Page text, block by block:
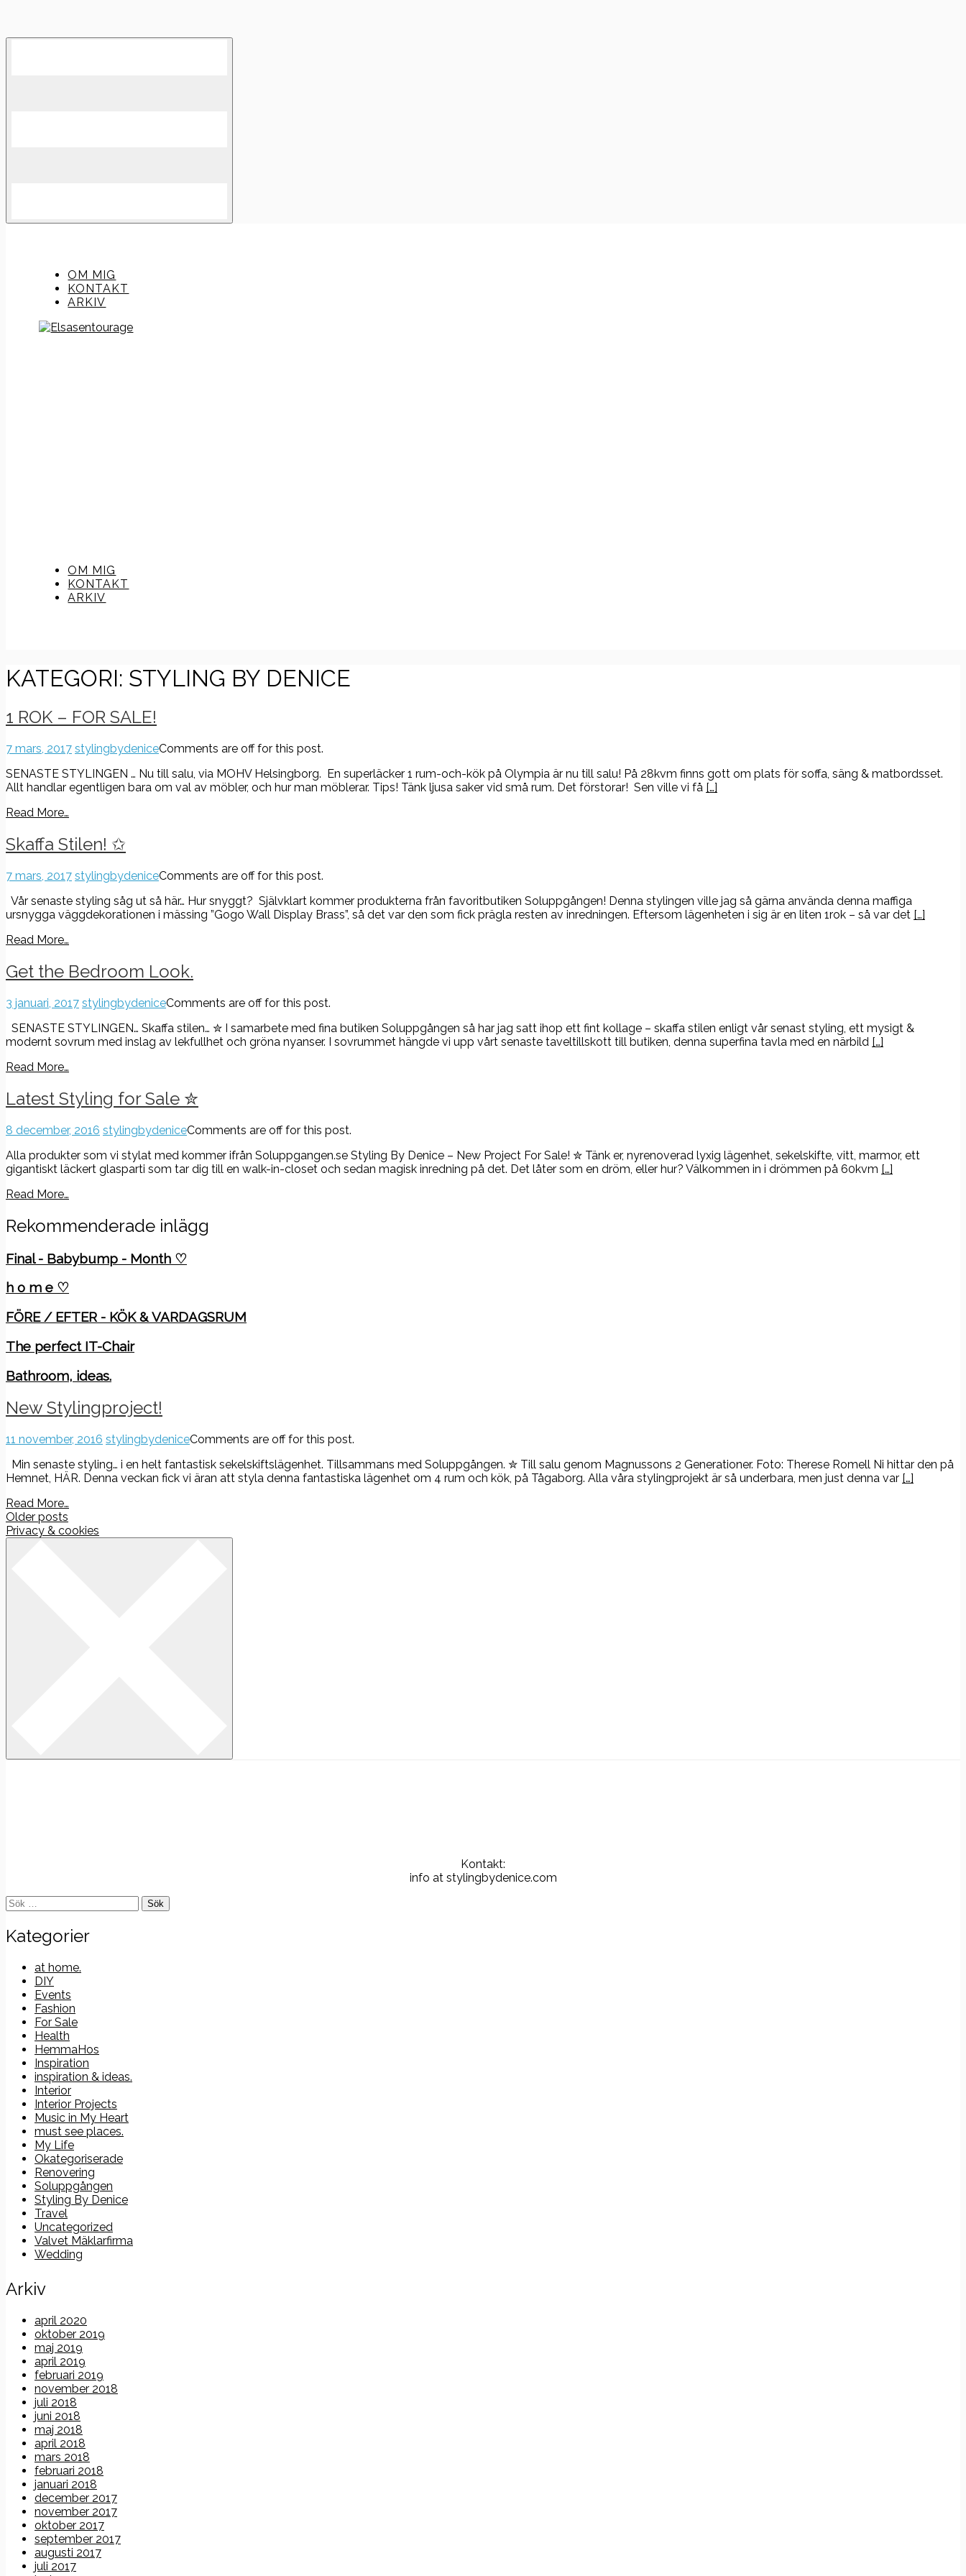
Skip
OM MIG
KONTAKT
ARKIV
OM MIG
KONTAKT
ARKIV
KATEGORI: STYLING BY DENICE
1 ROK – FOR SALE!
7 mars, 2017 stylingbydeniceComments are off for this post.
SENASTE STYLINGEN … Nu till salu, via MOHV Helsingborg. En superläcker 1 rum-och-kök på Olympia är nu till salu! På 28kvm finns gott om plats för soffa, säng & matbordsset.
Allt handlar egentligen bara om val av möbler, och hur man möblerar. Tips! Tänk ljusa saker vid små rum. Det förstorar! Sen ville vi få […]
Read More…
Skaffa Stilen! ✩
7 mars, 2017 stylingbydeniceComments are off for this post.
Vår senaste styling såg ut så här… Hur snyggt? Självklart kommer produkterna från favoritbutiken Soluppgången! Denna stylingen ville jag så gärna använda denna maffiga
ursnygga väggdekorationen i mässing ”Gogo Wall Display Brass”, så det var den som fick prägla resten av inredningen. Eftersom lägenheten i sig är en liten 1rok – så var det […]
Read More…
Get the Bedroom Look.
3 januari, 2017 stylingbydeniceComments are off for this post.
SENASTE STYLINGEN… Skaffa stilen… ✮ I samarbete med fina butiken Soluppgången så har jag satt ihop ett fint kollage – skaffa stilen enligt vår senast styling, ett mysigt &
modernt sovrum med inslag av lekfullhet och gröna nyanser. I sovrummet hängde vi upp vårt senaste taveltillskott till butiken, denna superfina tavla med en närbild […]
Read More…
Latest Styling for Sale ✮
8 december, 2016 stylingbydeniceComments are off for this post.
Alla produkter som vi stylat med kommer ifrån Soluppgangen.se Styling By Denice – New Project For Sale! ✮ Tänk er, nyrenoverad lyxig lägenhet, sekelskifte, vitt, marmor, ett
gigantiskt läckert glasparti som tar dig till en walk-in-closet och sedan magisk inredning på det. Det låter som en dröm, eller hur? Välkommen in i drömmen på 60kvm […]
Read More…
Rekommenderade inlägg
Final - Babybump - Month ♡
h o m e ♡
FÖRE / EFTER - KÖK & VARDAGSRUM
The perfect IT-Chair
Bathroom, ideas.
New Stylingproject!
11 november, 2016 stylingbydeniceComments are off for this post.
Min senaste styling… i en helt fantastisk sekelskiftslägenhet. Tillsammans med Soluppgången. ✮ Till salu genom Magnussons 2 Generationer. Foto: Therese Romell Ni hittar den på
Hemnet, HÄR. Denna veckan fick vi äran att styla denna fantastiska lägenhet om 4 rum och kök, på Tågaborg. Alla våra stylingprojekt är så underbara, men just denna var […]
Read More…
Posts
navigation
Older posts
Privacy & cookies
Kontakt:
info at stylingbydenice.com
Sök
efter:
Kategorier
at home.
DIY
Events
Fashion
For Sale
Health
HemmaHos
Inspiration
inspiration & ideas.
Interior
Interior Projects
Music in My Heart
must see places.
My Life
Okategoriserade
Renovering
Soluppgången
Styling By Denice
Travel
Uncategorized
Valvet Mäklarfirma
Wedding
Arkiv
april 2020
oktober 2019
maj 2019
april 2019
februari 2019
november 2018
juli 2018
juni 2018
maj 2018
april 2018
mars 2018
februari 2018
januari 2018
december 2017
november 2017
oktober 2017
september 2017
augusti 2017
juli 2017